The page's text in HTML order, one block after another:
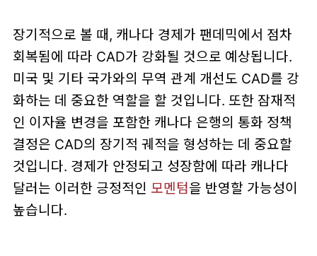
장기적으로 볼 때, 캐나다 경제가 팬데믹에서 점차
회복됨에 따라 CAD가 강화될 것으로 예상됩니다.
미국 및 기타 국가와의 무역 관계 개선도 CAD를 강
화하는 데 중요한 역할을 할 것입니다. 또한 잠재적
인 이자율 변경을 포함한 캐나다 은행의 통화 정책
결정은 CAD의 장기적 궤적을 형성하는 데 중요할
것입니다. 경제가 안정되고 성장함에 따라 캐나다
달러는 이러한 긍정적인 모멘텀을 반영할 가능성이
높습니다.